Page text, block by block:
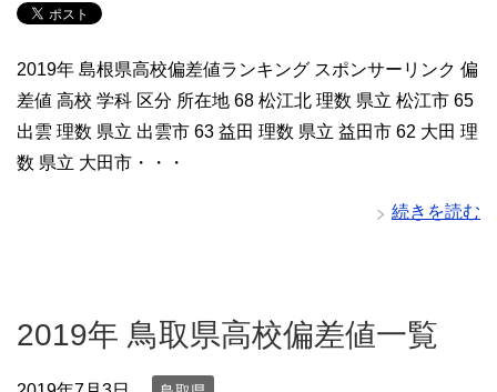
2019年 島根県高校偏差値ランキング スポンサーリンク 偏
差値 高校 学科 区分 所在地 68 松江北 理数 県立 松江市 65
出雲 理数 県立 出雲市 63 益田 理数 県立 益田市 62 大田 理
数 県立 大田市・・・
続きを読む
2019年 鳥取県高校偏差値一覧